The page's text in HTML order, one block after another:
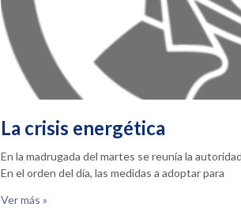
La crisis energética
En la madrugada del martes se reunía la
En el orden del día, las medidas a adoptar para
Ver más »